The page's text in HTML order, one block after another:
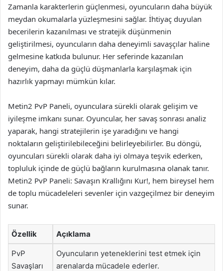
Zamanla karakterlerin güçlenmesi, oyuncuların daha büyük
meydan okumalarla yüzleşmesini sağlar. İhtiyaç duyulan
becerilerin kazanılması ve stratejik düşünmenin
geliştirilmesi, oyuncuların daha deneyimli savaşçılar haline
gelmesine katkıda bulunur. Her seferinde kazanılan
deneyim, daha da güçlü düşmanlarla karşılaşmak için
hazırlık yapmayı mümkün kılar.
Metin2 PvP Paneli, oyunculara sürekli olarak gelişim ve
iyileşme imkanı sunar. Oyuncular, her savaş sonrası analiz
yaparak, hangi stratejilerin işe yaradığını ve hangi
noktaların geliştirilebileceğini belirleyebilirler. Bu döngü,
oyuncuları sürekli olarak daha iyi olmaya teşvik ederken,
topluluk içinde de güçlü bağların kurulmasına olanak tanır.
Metin2 PvP Paneli: Savaşın Krallığını Kur!, hem bireysel hem
de toplu mücadeleleri sevenler için vazgeçilmez bir deneyim
sunar.
Özellik Açıklama
PvP
Savaşları
Oyuncuların yeteneklerini test etmek için
arenalarda mücadele ederler.